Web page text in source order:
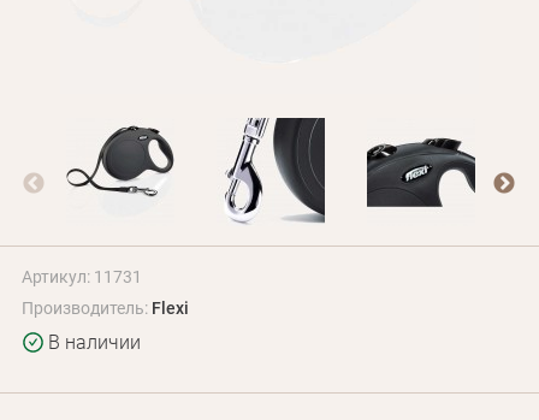
Артикул: 11731
Производитель: Flexi
В наличии